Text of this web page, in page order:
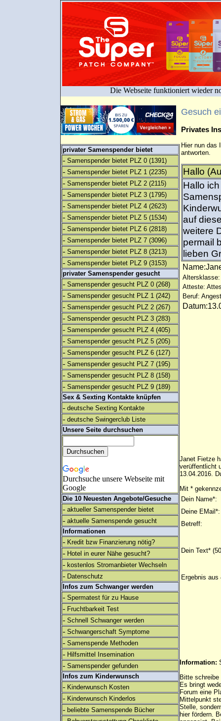
Die Webseite funktioniert wieder
privater Samenspender bietet
- Samenspender bietet PLZ 0 (1391)
- Samenspender bietet PLZ 1 (2235)
- Samenspender bietet PLZ 2 (2115)
- Samenspender bietet PLZ 3 (1795)
- Samenspender bietet PLZ 4 (2623)
- Samenspender bietet PLZ 5 (1534)
- Samenspender bietet PLZ 6 (2818)
- Samenspender bietet PLZ 7 (3096)
- Samenspender bietet PLZ 8 (3213)
- Samenspender bietet PLZ 9 (3153)
privater Samenspender gesucht
- Samenspender gesucht PLZ 0 (268)
- Samenspender gesucht PLZ 1 (242)
- Samenspender gesucht PLZ 2 (267)
- Samenspender gesucht PLZ 3 (283)
- Samenspender gesucht PLZ 4 (405)
- Samenspender gesucht PLZ 5 (205)
- Samenspender gesucht PLZ 6 (127)
- Samenspender gesucht PLZ 7 (195)
- Samenspender gesucht PLZ 8 (158)
- Samenspender gesucht PLZ 9 (189)
Sex & Sexting Kontakte knüpfen
- deutsche Sexting Kontakte
- deutsche Swingerclub Liste
Unsere Seite durchsuchen
Durchsuche unsere Webseite mit
Google
Die 10 Neuesten Angebote/Gesuche
- aktueller Samenspender bietet
- aktuelle Samenspende gesucht
Informationen
- Kredit bzw Finanzierung nötig?
- Hotel in eurer Nähe gesucht?
- kostenlos Stromanbieter Wechseln
- Datenschutz
Infos zum Schwanger werden
- Spermatest für zu Hause
- Fruchtbarkeit Test
- Schnell Schwanger werden
- Schwangerschaft Symptome
- Samenspende Methoden
- Hilfsmittel Insemination
- Samenspender gefunden
Infos zum Kinderwunsch
- Kinderwunsch Kosten
- Kinderwunsch Kinderlos
- beliebte Samenspende Bücher
Gesuch
Privates
Hier nun das
antworten.
Hallo
Hallo
auf
weitere
permail
lieben
Altersklasse:
Atteste:
Beruf:
Janet Fietze
verüffentlicht
13.04.2016.
Mit *
Dein Name*:
Deine EMail*:
Betreff:
Dein Text*
Ergebnis aus
Information:
Bitte
Es bringt
Forum eine
Mittelpunkt
Stelle,
hier fördern.